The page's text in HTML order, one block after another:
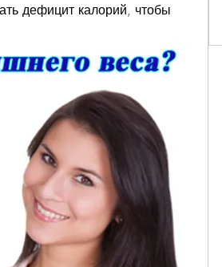
дефицит калорий, чтобы